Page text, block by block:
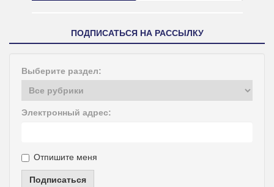
ПОДПИСАТЬСЯ НА РАССЫЛКУ
Выберите раздел:
Электронный адрес:
Отпишите меня
Подписаться